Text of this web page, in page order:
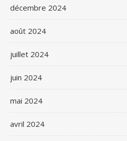
décembre 2024
août 2024
juillet 2024
juin 2024
mai 2024
avril 2024